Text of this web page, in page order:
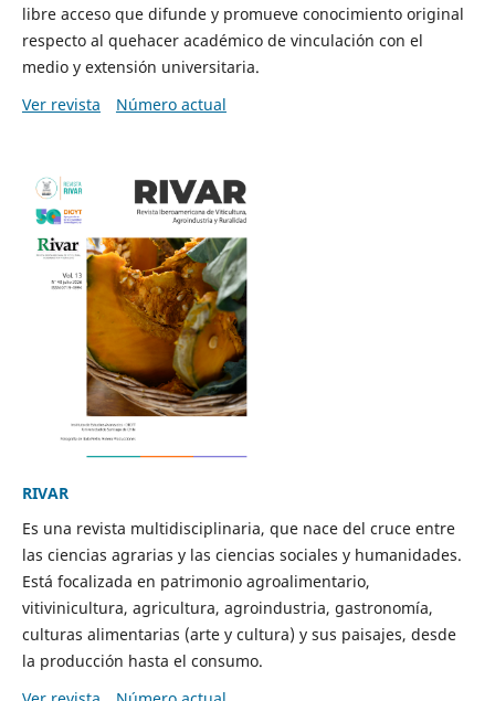
libre acceso que difunde y promueve conocimiento original
respecto al quehacer académico de vinculación con el
medio y extensión universitaria.
Ver revista
Número actual
RIVAR
Es una revista multidisciplinaria, que nace del cruce entre
las ciencias agrarias y las ciencias sociales y humanidades.
Está focalizada en patrimonio agroalimentario,
vitivinicultura, agricultura, agroindustria, gastronomía,
culturas alimentarias (arte y cultura) y sus paisajes, desde
la producción hasta el consumo.